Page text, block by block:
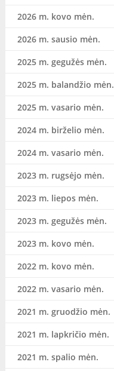
2026 m. kovo mėn.
2026 m. sausio mėn.
2025 m. gegužės mėn.
2025 m. balandžio mėn.
2025 m. vasario mėn.
2024 m. birželio mėn.
2024 m. vasario mėn.
2023 m. rugsėjo mėn.
2023 m. liepos mėn.
2023 m. gegužės mėn.
2023 m. kovo mėn.
2022 m. kovo mėn.
2022 m. vasario mėn.
2021 m. gruodžio mėn.
2021 m. lapkričio mėn.
2021 m. spalio mėn.